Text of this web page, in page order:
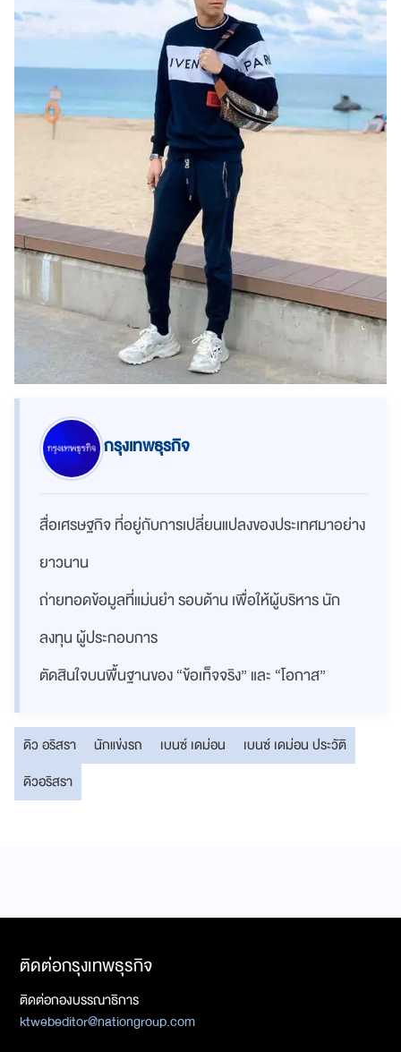
กรุงเทพธุรกิจ
สื่อเศรษฐกิจ ที่อยู่กับการเปลี่ยนแปลงของประเทศมาอย่าง
ยาวนาน
ถ่ายทอดข้อมูลที่แม่นยำ รอบด้าน เพื่อให้ผู้บริหาร นัก
ลงทุน ผู้ประกอบการ
ตัดสินใจบนพื้นฐานของ “ข้อเท็จจริง” และ “โอกาส”
ดิว อริสรา นักแข่งรถ เบนซ์ เดม่อน
เบนซ์ เดม่อน ประวัติ
ดิวอริสรา
ติดต่อกรุงเทพธุรกิจ
ติดต่อกองบรรณาธิการ
ktwebeditor@nationgroup.com